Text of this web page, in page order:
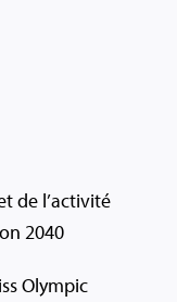
de l’activité
2040
Olympic